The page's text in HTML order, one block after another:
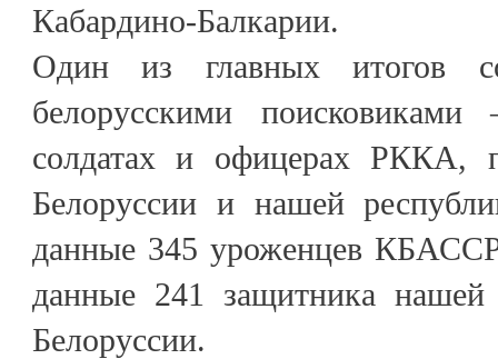
Кабардино-Балкарии.
Один из главных итогов
белорусскими
солдатах и офицерах РККА,
Белоруссии и нашей
данные 345 уроженцев
данные 241 защитника
Белоруссии.